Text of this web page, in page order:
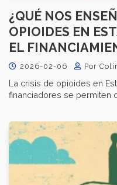
¿QUÉ NOS
OPIOIDES EN
EL
2026-02-06 Por
La crisis de opioides en
financiadores se permiten